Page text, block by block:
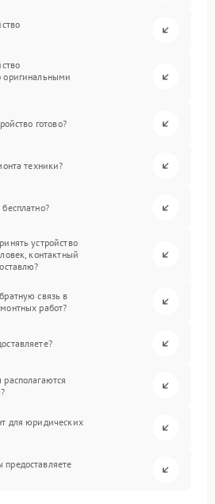
оригинальными
готово?
техники?
устройство
контактный
связь в
работ?
для юридических